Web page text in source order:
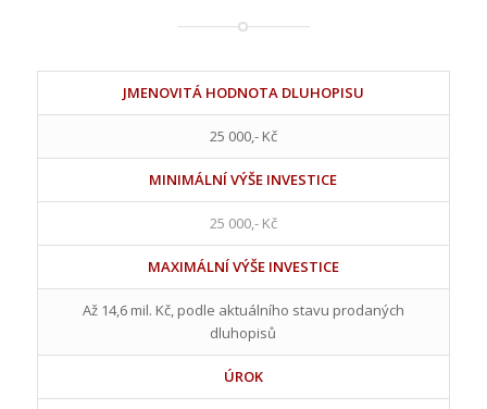
JMENOVITÁ HODNOTA DLUHOPISU
25 000,- Kč
MINIMÁLNÍ VÝŠE INVESTICE
25 000,- Kč
MAXIMÁLNÍ VÝŠE INVESTICE
Až 14,6 mil. Kč, podle aktuálního stavu prodaných
dluhopisů
ÚROK